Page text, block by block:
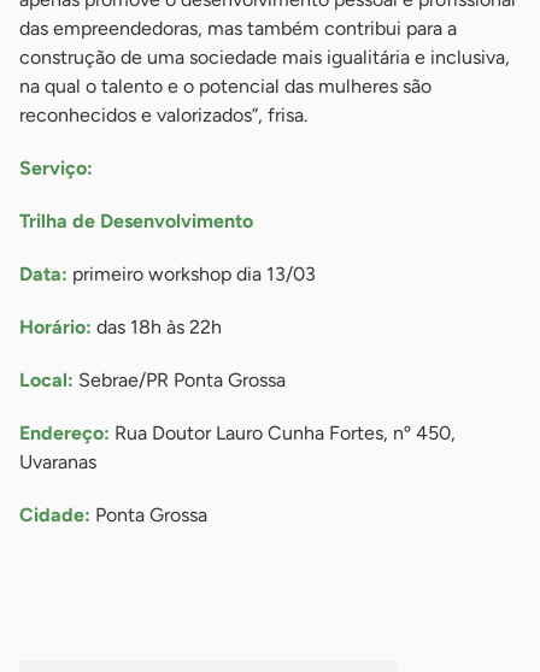
das empreendedoras, mas também contribui para a
construção de uma sociedade mais igualitária e inclusiva,
na qual o talento e o potencial das mulheres são
reconhecidos e valorizados”, frisa.
Serviço:
Trilha de Desenvolvimento
Data: primeiro workshop dia 13/03
Horário: das 18h às 22h
Local: Sebrae/PR Ponta Grossa
Endereço: Rua Doutor Lauro Cunha Fortes, nº 450,
Uvaranas
Cidade: Ponta Grossa